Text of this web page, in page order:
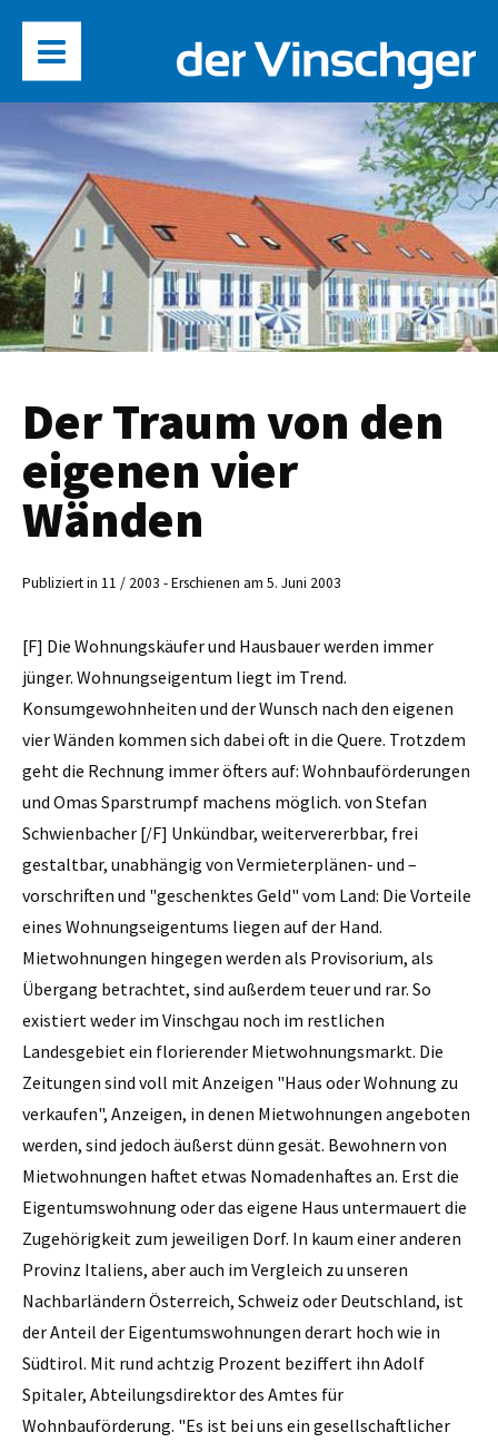
Der Traum von den
eigenen vier
Wänden
Publiziert in 11 / 2003 - Erschienen am 5. Juni 2003
[F] Die Wohnungskäufer und Hausbauer werden immer
jünger. Wohnungseigentum liegt im Trend.
Konsumgewohnheiten und der Wunsch nach den eigenen
vier Wänden kommen sich dabei oft in die Quere. Trotzdem
geht die Rechnung immer öfters auf: Wohnbauförderungen
und Omas Sparstrumpf machens möglich. von Stefan
Schwienbacher [/F] Unkündbar, weitervererbbar, frei
gestaltbar, unabhängig von Vermieterplänen- und –
vorschriften und "geschenktes Geld" vom Land: Die Vorteile
eines Wohnungseigentums liegen auf der Hand.
Mietwohnungen hingegen werden als Provisorium, als
Übergang betrachtet, sind außerdem teuer und rar. So
existiert weder im Vinschgau noch im restlichen
Landesgebiet ein florierender Mietwohnungsmarkt. Die
Zeitungen sind voll mit Anzeigen "Haus oder Wohnung zu
verkaufen", Anzeigen, in denen Mietwohnungen angeboten
werden, sind jedoch äußerst dünn gesät. Bewohnern von
Mietwohnungen haftet etwas Nomadenhaftes an. Erst die
Eigentumswohnung oder das eigene Haus untermauert die
Zugehörigkeit zum jeweiligen Dorf. In kaum einer anderen
Provinz Italiens, aber auch im Vergleich zu unseren
Nachbarländern Österreich, Schweiz oder Deutschland, ist
der Anteil der Eigentumswohnungen derart hoch wie in
Südtirol. Mit rund achtzig Prozent beziffert ihn Adolf
Spitaler, Abteilungsdirektor des Amtes für
Wohnbauförderung. "Es ist bei uns ein gesellschaftlicher